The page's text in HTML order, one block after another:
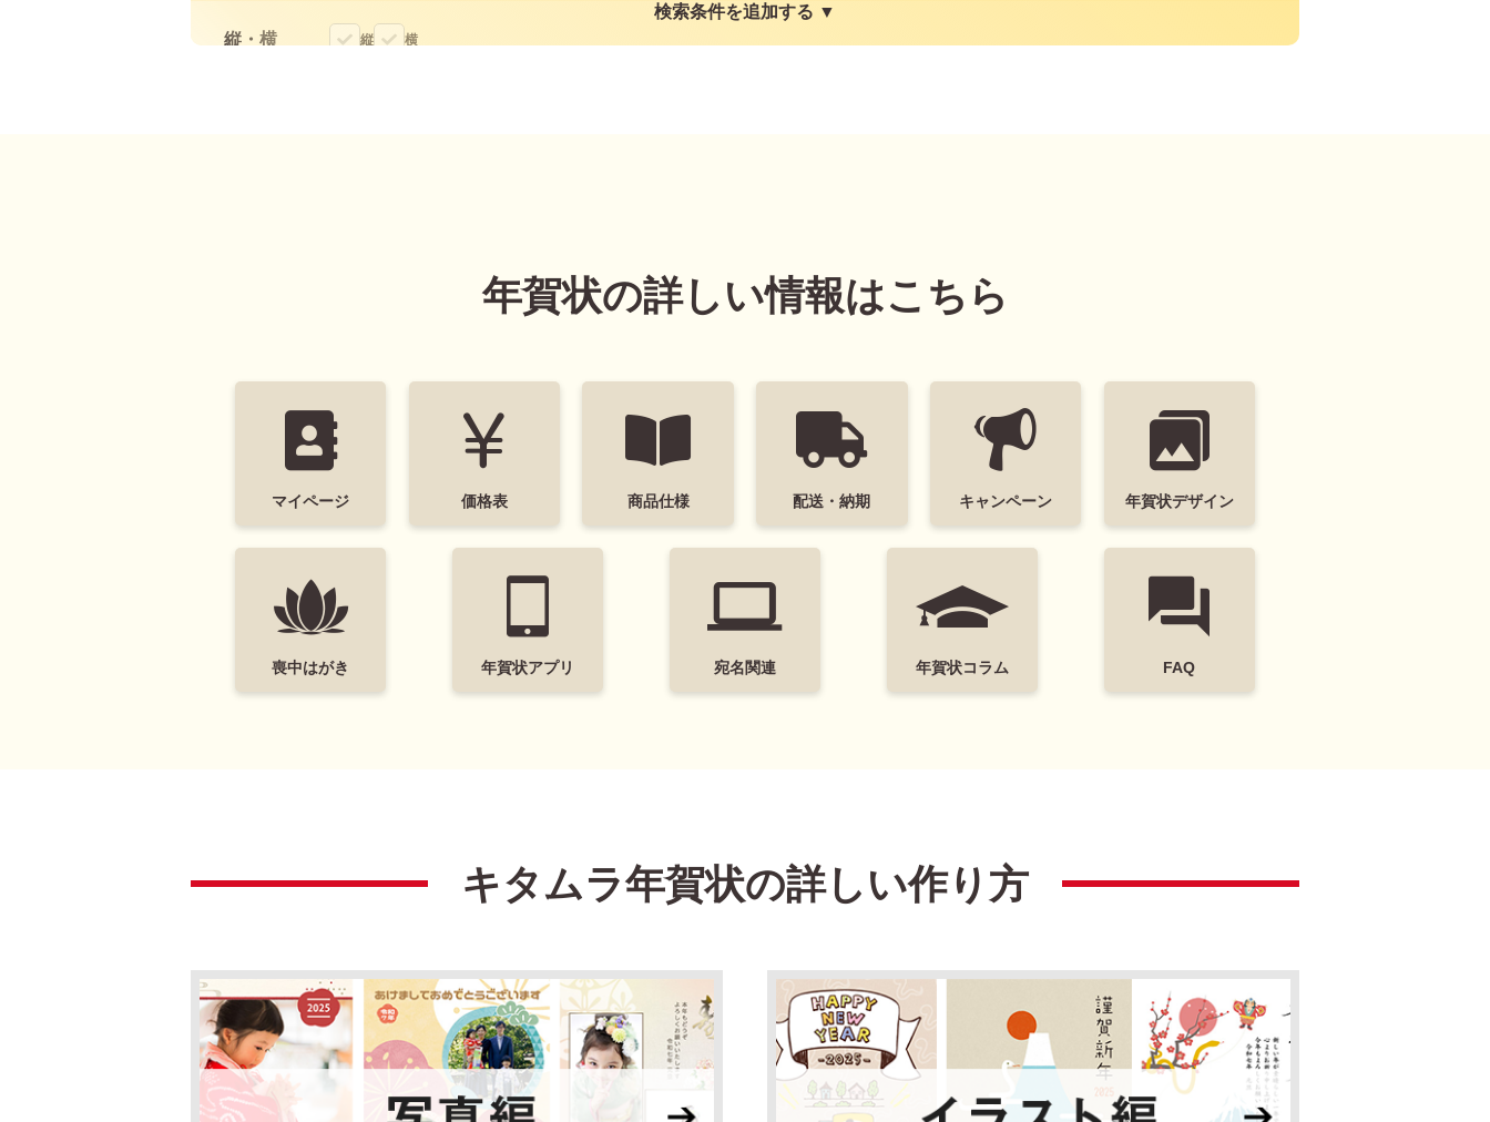
縦・横 縦 横
墨一色 日本画 富士山 レトロ 定番 謹賀新年 Happy New Year
キャラクター
ミッキー＆フレンズ くまのプーさん ベイマックス
リラックマ いしよわちゃん ちいかわ
検索
検索条件を追加する ▼
年賀状の詳しい情報はこちら
マイページ 価格表 商品仕様 配送・納期 キャンペーン 年賀状デザイン
喪中はがき 年賀状アプリ 宛名関連 年賀状コラム FAQ
キタムラ年賀状の詳しい作り方